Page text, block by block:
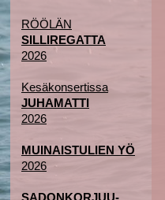
RÖÖLÄN
SILLIREGATTA
2026
Kesäkonsertissa
JUHAMATTI
2026
MUINAISTULIEN YÖ
2026
SADONKORJUU-